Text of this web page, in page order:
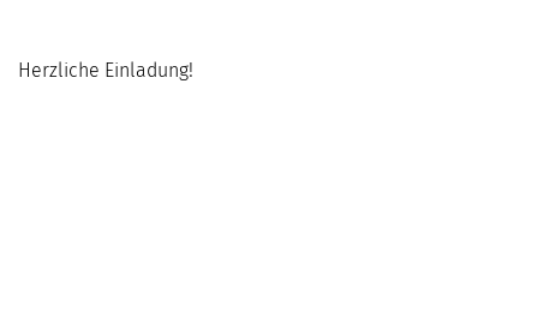
Herzliche Einladung!